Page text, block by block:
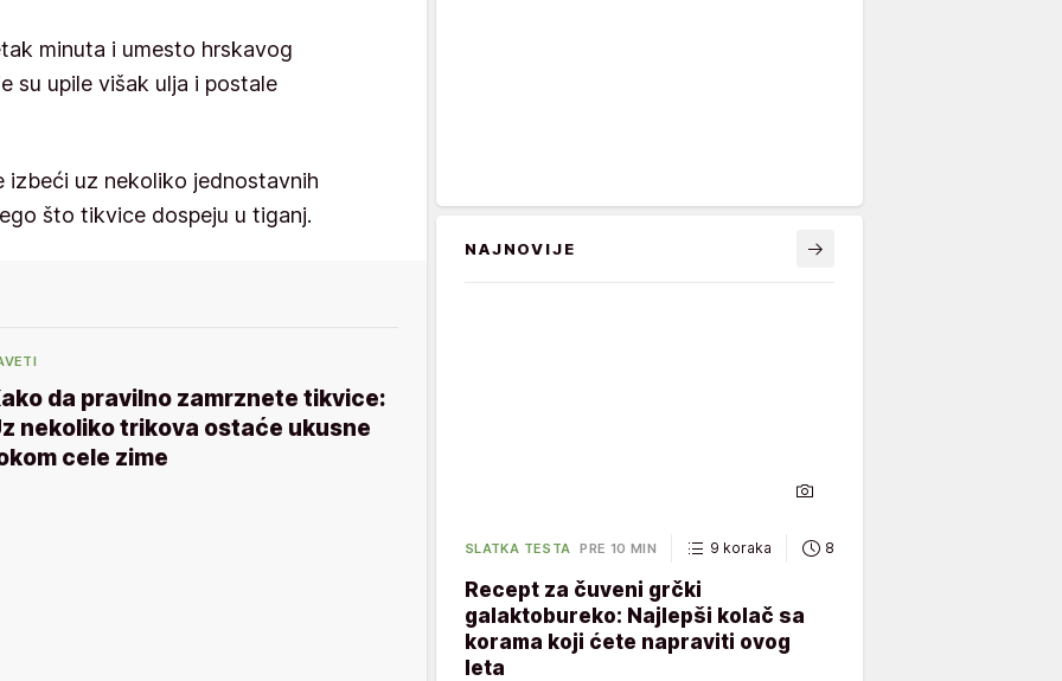
minuta i umesto hrskavog
su upile višak ulja i postale
izbeći uz nekoliko jednostavnih
što tikvice dospeju u tiganj.
da pravilno zamrznete tikvice:
nekoliko trikova ostaće ukusne
cele zime
NAJNOVIJE
SLATKA TESTA PRE 10 MIN 9 koraka 85 minuta
Recept za čuveni grčki
galaktobureko: Najlepši kolač sa
korama koji ćete napraviti ovog
leta